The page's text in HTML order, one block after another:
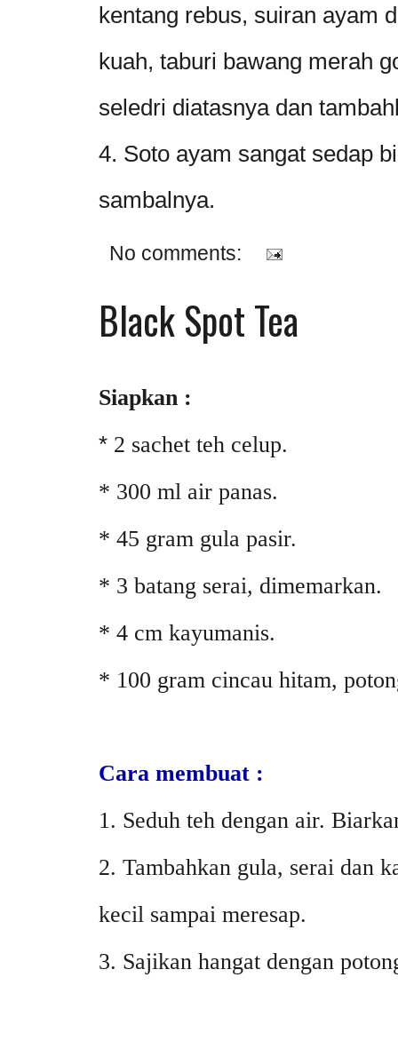
kentang rebus, suiran ayam
kuah, taburi bawang merah
seledri diatasnya dan
4. Soto ayam sangat sedap
sambalnya.
No comments:
Black Spot Tea
Siapkan :
* 2 sachet teh celup.
* 300 ml air panas.
* 45 gram gula pasir.
* 3 batang serai, dimemarkan.
* 4 cm kayumanis.
* 100 gram cincau hitam,
Cara membuat :
1. Seduh teh dengan air.
2. Tambahkan gula, serai dan
kecil sampai meresap.
3. Sajikan hangat dengan